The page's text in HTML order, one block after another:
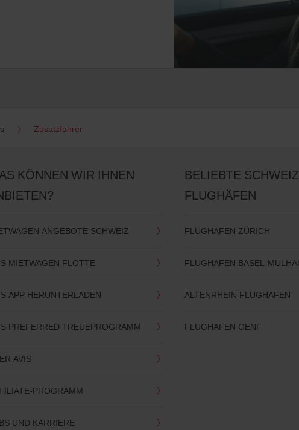
Zusatzfahrer
KÖNNEN WIR IHNEN
ANGEBOTE SCHWEIZ
MIETWAGEN FLOTTE
APP HERUNTERLADEN
PREFERRED TREUEPROGRAMM
AVIS
PROGRAMM
UND KARRIERE
BELIEBTE
FLUGHÄFEN
FLUGHAFEN ZÜRICH
FLUGHAFEN BASEL-
ALTENRHEIN FLUGHAFEN
FLUGHAFEN GENF